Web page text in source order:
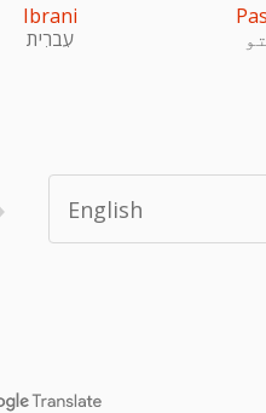
Ibrani
עִברִית